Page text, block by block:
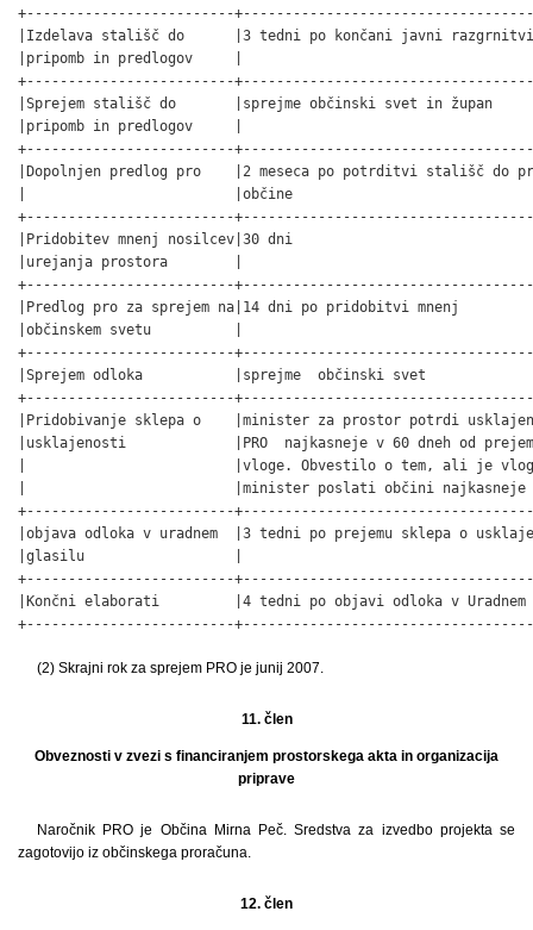
+-------------------------
|Izdelava stališč do      |3 tedni po končani javni
|pripomb in predlogov     |
+-------------------------
|Sprejem stališč do       |sprejme občinski svet in
|pripomb in predlogov     |
+-------------------------
|Dopolnjen predlog pro    |2 meseca po potrditvi stališč do
|                         |občine
+-------------------------
|Pridobitev mnenj nosilcev|30 dni
|urejanja prostora        |
+-------------------------
|Predlog pro za sprejem na|14 dni po pridobitvi mnenj
|občinskem svetu          |
+-------------------------
|Sprejem odloka           |sprejme  občinski svet
+-------------------------
|Pridobivanje sklepa o    |minister za prostor potrdi
|usklajenosti             |PRO  najkasneje v 60 dneh od
|                         |vloge. Obvestilo o tem, ali je vloga
|                         |minister poslati občini najkasneje
+-------------------------
|objava odloka v uradnem  |3 tedni po prejemu sklepa o
|glasilu                  |
+-------------------------
|Končni elaborati         |4 tedni po objavi odloka v
+-------------------------
(2) Skrajni rok za sprejem PRO je junij 2007.
11. člen
Obveznosti v zvezi s financiranjem prostorskega akta in organizacija
priprave
Naročnik PRO je Občina Mirna Peč. Sredstva za izvedbo projekta se
zagotovijo iz občinskega proračuna.
12. člen